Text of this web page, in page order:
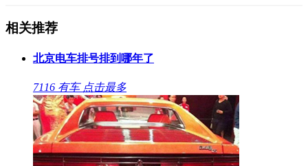
相关推荐
北京电车排号排到哪年了
7116 有车 点击最多